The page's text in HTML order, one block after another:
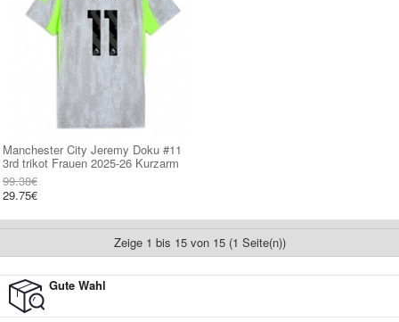
Manchester City Jeremy Doku #11
3rd trikot Frauen 2025-26 Kurzarm
99.38€
29.75€
Zeige 1 bis 15 von 15 (1 Seite(n))
Gute Wahl